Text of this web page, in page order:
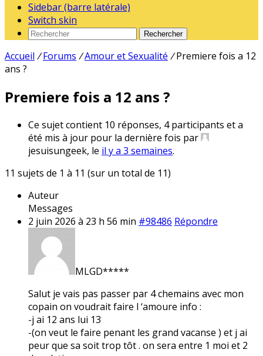
Sidebar (barre latérale)
Switch skin
Rechercher
Accueil / Forums /Amour et Sexualité / Premiere fois a 12
ans ?
Premiere fois a 12 ans ?
Ce sujet contient 10 réponses, 4 participants et a
été mis à jour pour la dernière fois par
jesuisungeek, le il y a 3 semaines.
11 sujets de 1 à 11 (sur un total de 11)
Auteur
Messages
2 juin 2026 à 23 h 56 min #98486 Répondre
MLGD*****
Salut je vais pas passer par 4 chemains avec mon
copain on voudrait faire l ‘amoure info :
-j ai 12 ans lui 13
-(on veut le faire penant les grand vacanse ) et j ai
peur que sa soit trop tôt . on sera entre 1 moi et 2